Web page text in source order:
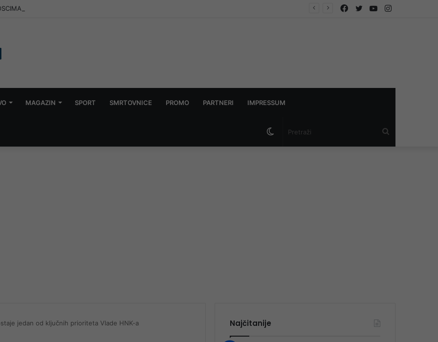
Muškarac jutros u Konjicu pokupovao sve primjerke “Dnevnog avaza” Instagram
YouTube
Twitter
Facebook
MAGAZIN SPORT SMRTOVNICE PROMO PARTNERI IMPRESSUM
Switch
jedan od ključnih prioriteta Vlade HNK-a Najčitanije